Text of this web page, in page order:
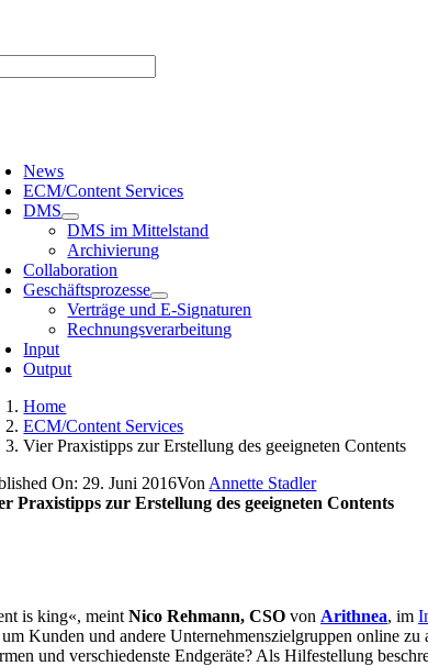
News
ECM/Content Services
DMS
DMS im Mittelstand
Archivierung
Collaboration
Geschäftsprozesse
Verträge und E-Signaturen
Rechnungsverarbeitung
Input
Output
Home
ECM/Content Services
Vier Praxistipps zur Erstellung des geeigneten Contents
On: 29. Juni 2016Von Annette Stadler
Praxistipps zur Erstellung des geeigneten Contents
is king«, meintNico Rehmann, CSOvon Arithnea, im
Kunden und andere Unternehmenszielgruppen online
und verschiedenste Endgeräte? Als Hilfestellung